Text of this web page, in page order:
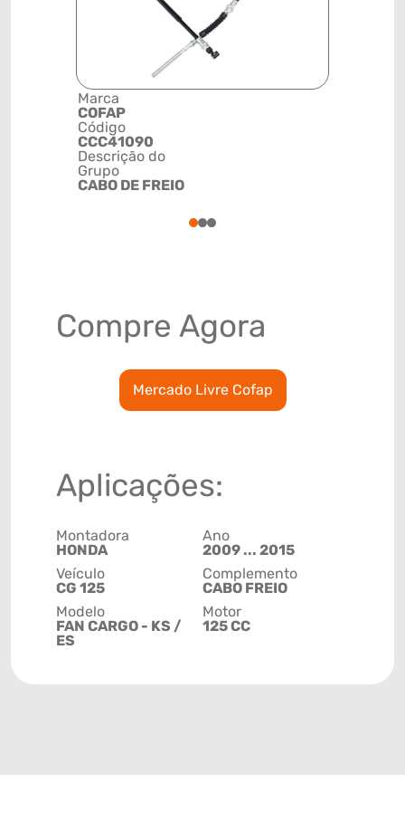
Marca
COFAP
Código
CCC41090
Descrição do
Grupo
CABO DE FREIO
123
Compre Agora
Mercado Livre Cofap
Aplicações:
Montadora
HONDA
Veículo
CG 125
Modelo
FAN CARGO - KS /
ES
Ano
2009 ... 2015
Complemento
CABO FREIO
Motor
125 CC